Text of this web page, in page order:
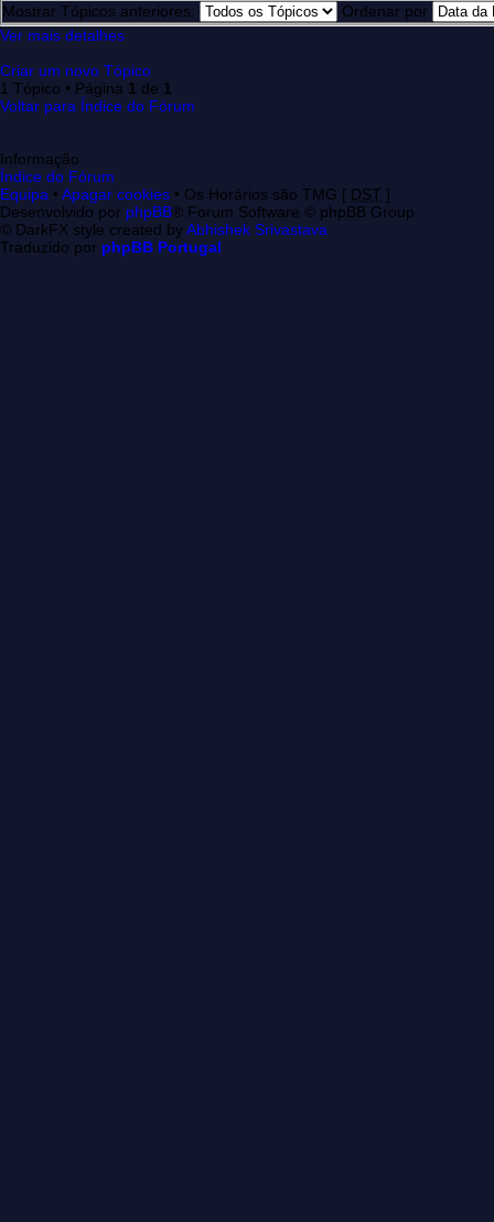
Mostrar Tópicos anteriores:
Ordenar por
Ver mais detalhes
Criar um novo Tópico
1 Tópico • Página 1 de 1
Voltar para Índice do Fórum
Informação
Índice do Fórum
Equipa • Apagar cookies • Os Horários são TMG [ DST ]
Desenvolvido por phpBB® Forum Software © phpBB Group
© DarkFX style created byAbhishek Srivastava
Traduzido por phpBB Portugal